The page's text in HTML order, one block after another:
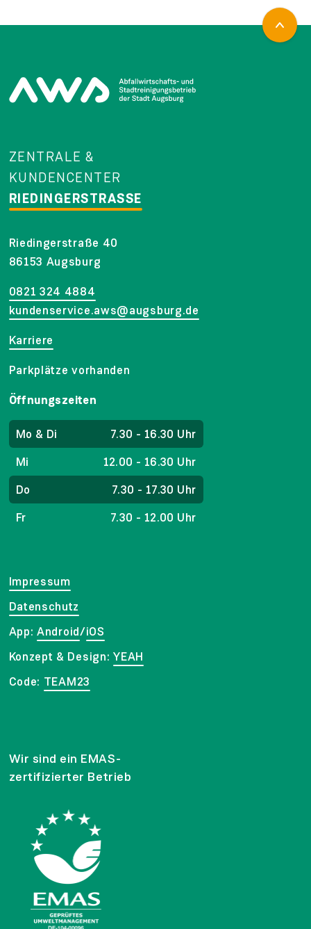
ZENTRALE &
KUNDENCENTER
RIEDINGERSTRASSE
Riedingerstraße 40
86153 Augsburg
0821 324 4884
kundenservice.aws@augsburg.de
Karriere
Parkplätze vorhanden
Öffnungszeiten
Mo & Di
7.30 - 16.30 Uhr
Mi
12.00 - 16.30 Uhr
Do
7.30 - 17.30 Uhr
Fr
7.30 - 12.00 Uhr
Impressum
Datenschutz
App: Android/iOS
Konzept & Design:YEAH
Code: TEAM23
Wir sind ein EMAS-
zertifizierter Betrieb